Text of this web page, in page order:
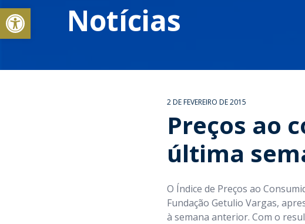
Abrir a barra de ferramentasNotícias
2 DE FEVEREIRO DE 2015
Preços ao
última
O Índice de Preços ao
Fundação Getulio Vargas,
à semana anterior. Com o